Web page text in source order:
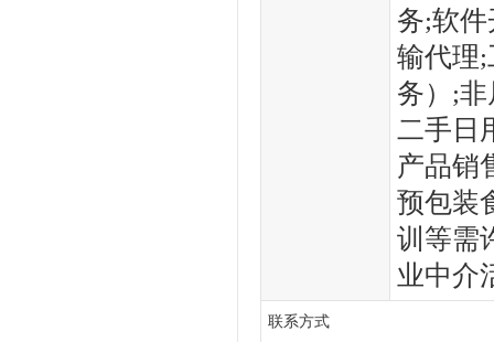
务;软
输代理
务）;
二手日
产品销
预包装
训等需
业中介
联系方式